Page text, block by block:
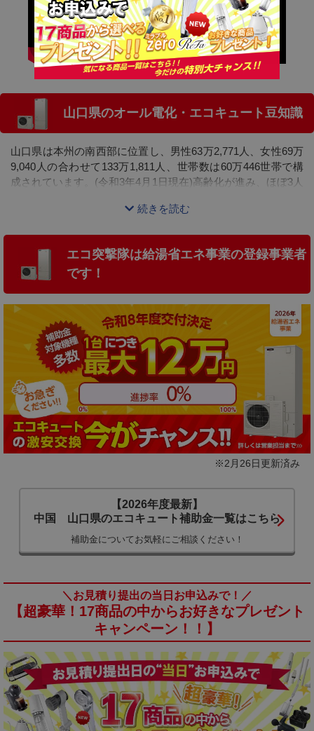
山口県のオール電化・エコキュート豆知識
山口県は本州の南西部に位置し、男性63万2,771人、女性69万
9,040人の合わせて133万1,811人、世帯数は60万446世帯で構
成されています。(令和3年4月1日現在)高齢化が進み、ほぼ3人
いのは仕方のないところですが、宅地造成により一戸建てを
エコキュートの利点は電気温水器に比べ、電気代が約3分の1
ですむところにあります。設置による初期費用は少し高くつ
低価格を実現している業者もあります。オール電化にする場
合、IHクッキングヒーターも込みのセットも出ています。山
口県は海に接している地域が多いため、室外ユニットを設置
する場所の海からの距離により、防錆・防腐処理を施した耐
塩害地用タイプを使用したほうが良い場所もあります。その
他の地域は外気温が-10度にならないところであれば一般地用
で対応できます。
エコキュートを選ぶ際には、貯湯タンクの容量に違いがある
ため、家族の人数に応じて選ぶと良いでしょう。また、風呂
の機能としてフルオートやセミオートタイプといった違いも
あります。業者に問い合わせをし、現地調査の後、見積も
設置後は試運転をし、使用法の説明を受けます。この時、保
証についても確認しておくと良いでしょう。エコキュート・
オール電化の事ならエコ突撃隊にお任せください!
続きを読む
エコ突撃隊は給湯省エネ事業の登録事業者
です！
※2月26日更新済み
【2026年度最新】
中国 山口県のエコキュート補助⾦⼀覧はこちら
補助⾦についてお気軽にご相談ください！
＼お見積り提出の当日お申込みで！／
【超豪華！17商品の中からお好きなプレゼント
キャンペーン！！】